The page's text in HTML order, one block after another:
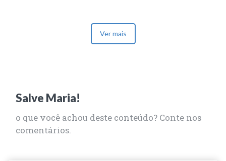
Ver mais
Salve Maria!
o que você achou deste conteúdo? Conte nos
comentários.